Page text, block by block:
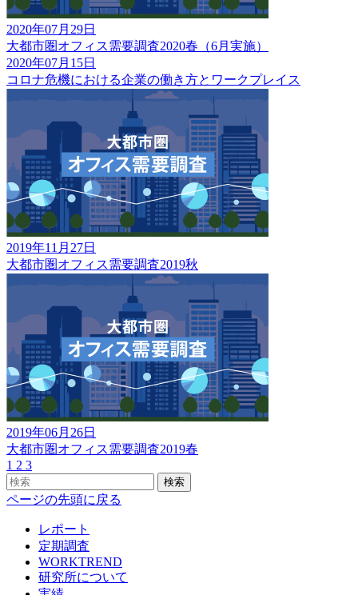
2020年07月29日
大都市圏オフィス需要調査2020春（6月実施）
2020年07月15日
コロナ危機における企業の働き方とワークプレイス
2019年11月27日
大都市圏オフィス需要調査2019秋
2019年06月26日
大都市圏オフィス需要調査2019春
1 2 3
検索
ページの先頭に戻る
レポート
定期調査
WORKTREND
研究所について